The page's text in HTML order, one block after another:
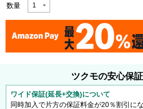
数量
ツクモの安心保証
ワイド保証(延長+交換)について
同時加入で片方の保証料金が20％割引に